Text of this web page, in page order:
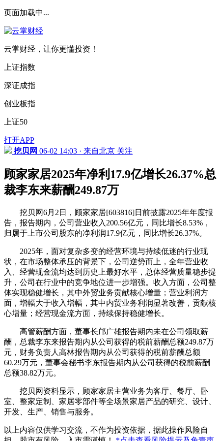
页面加载中...
云掌财经，让你更懂投资！
上证指数
深证成指
创业板指
上证50
打开APP
挖贝网 06-02 14:03 · 来自北京 关注
顾家家居2025年净利17.9亿增长26.37%总
裁李东来薪酬249.87万
挖贝网6月2日，顾家家居[603816]日前披露2025年年度报
告，报告期内，公司营业收入200.56亿元，同比增长8.53%，
归属于上市公司股东的净利润17.9亿元，同比增长26.37%。
2025年，面对复杂多变的经营环境与持续低迷的行业现
状，在市场整体承压的背景下，公司逆势而上，全年营业收
入、经营现金流均达到历史上最好水平，总体经营质量稳步提
升，公司在行业中的竞争地位进一步增强。收入方面，公司整
体实现稳健增长，其中外贸业务贡献核心增量；营业利润方
面，增幅大于收入增幅，其中内贸业务利润显著改善，贡献核
心增量；经营现金流方面，持续保持稳健增长。
高管薪酬方面，董事长邝广雄报告期内未在公司领取薪
酬，总裁李东来报告期内从公司获得的税前薪酬总额249.87万
元，财务负责人高林报告期内从公司获得的税前薪酬总额
60.29万元，董事会秘书李东报告期内从公司获得的税前薪酬
总额38.82万元。
挖贝网资料显示，顾家家居主营业务为客厅、餐厅、卧
室、整家定制、家居零部件等全场景家居产品的研究、设计、
开发、生产、销售与服务。
以上内容仅供学习交流，不作为投资依据，据此操作风险自